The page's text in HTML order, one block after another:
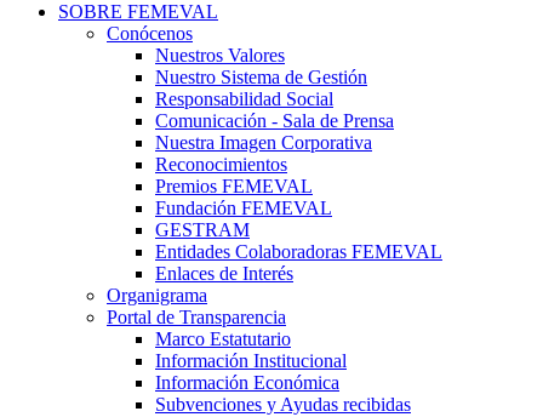
SOBRE FEMEVAL
Conócenos
Nuestros Valores
Nuestro Sistema de Gestión
Responsabilidad Social
Comunicación - Sala de Prensa
Nuestra Imagen Corporativa
Reconocimientos
Premios FEMEVAL
Fundación FEMEVAL
GESTRAM
Entidades Colaboradoras FEMEVAL
Enlaces de Interés
Organigrama
Portal de Transparencia
Marco Estatutario
Información Institucional
Información Económica
Subvenciones y Ayudas recibidas